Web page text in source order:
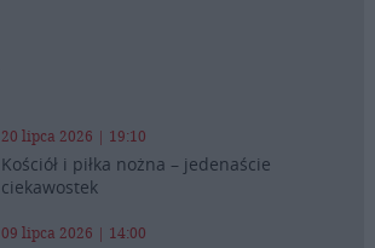
20 lipca 2026 | 19:10
Kościół i piłka nożna – jedenaście
ciekawostek
09 lipca 2026 | 14:00